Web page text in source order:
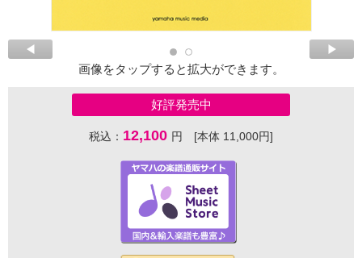
画像をタップすると拡大ができます。
好評発売中
税込： 12,100 円 [本体 11,000円]